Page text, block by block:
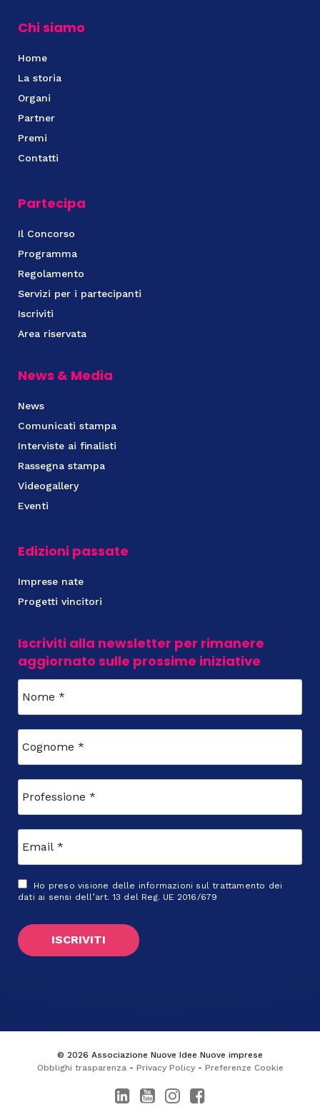
Chi siamo
Home
La storia
Organi
Partner
Premi
Contatti
Partecipa
Il Concorso
Programma
Regolamento
Servizi per i partecipanti
Iscriviti
Area riservata
News & Media
News
Comunicati stampa
Interviste ai finalisti
Rassegna stampa
Videogallery
Eventi
Edizioni passate
Imprese nate
Progetti vincitori
Iscriviti alla newsletter per rimanere
aggiornato sulle prossime iniziative
Ho preso visione delle informazioni sul trattamento dei
dati ai sensi dell’art. 13 del Reg. UE 2016/679
© 2026 Associazione Nuove Idee Nuove imprese
Obblighi trasparenza - Privacy Policy- Preferenze Cookie